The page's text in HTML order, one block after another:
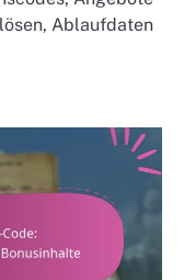
Ablaufdaten